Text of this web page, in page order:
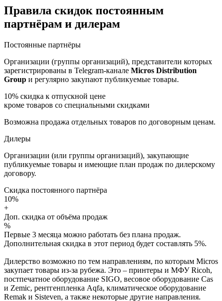
Правила скидок постоянным
партнёрам и дилерам
Постоянные партнёры
Организации (группы организаций), представители которых
зарегистрированы в Telegram-канале Micros Distribution
Group и регулярно закупают публикуемые товары.
10% скидка к отпускной цене
кроме товаров со специальными скидками
Возможна продажа отдельных товаров по договорным ценам.
Дилеры
Организации (или группы организаций), закупающие
публикуемые товары и имеющие план продаж по дилерскому
договору.
Скидка постоянного партнёра
10%
+
Доп. скидка от объёма продаж
%
Первые 3 месяца можно работать без плана продаж.
Дополнительная скидка в этот период будет составлять 5%.
Дилерство возможно по тем направлениям, по которым Micros
закупает товары из-за рубежа. Это – принтеры и МФУ Ricoh,
постпечатное оборудование SIGO, весовое оборудование Cas
и Zemic, рентгенпленка Aqfa, климатическое оборудование
Remak и Sisteven, а также некоторые другие направления.